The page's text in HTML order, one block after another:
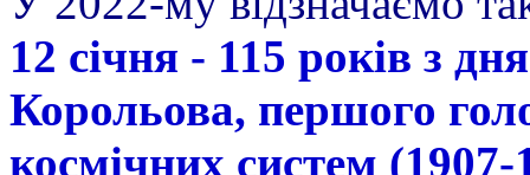
12 січня - 115 років з
Корольова, першого
космічних систем (1907-